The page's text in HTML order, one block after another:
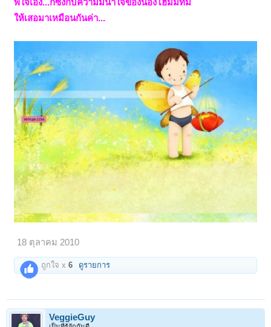
พี่ใจเอง...ก็ซึ้งกับความมีน้ำใจของน้องโฮมมี่ที่มี
ให้เสอมาเหมือนกันค่า...
18 ตุลาคม 2010
ถูกใจ x6 ดูรายการ
VeggieGuy